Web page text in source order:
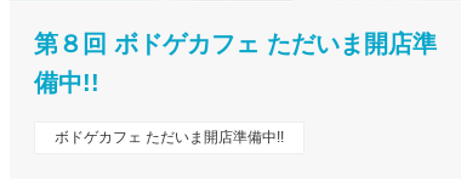
第８回 ボドゲカフェ ただいま開店準
備中!!
ボドゲカフェ ただいま開店準備中!!